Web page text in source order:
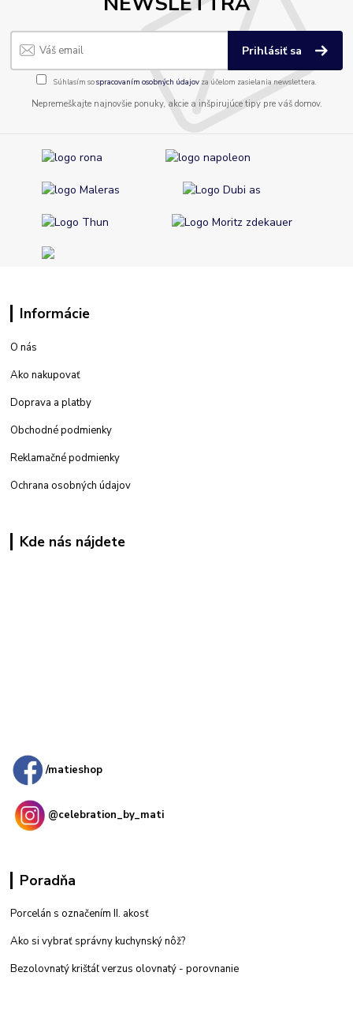
Prihlásiť sa
Súhlasím sospracovaním osobných údajov za účelom zasielania newslettera.
Nepremeškajte najnovšie ponuky, akcie a inšpirujúce tipy pre váš domov.
Informácie
O nás
Ako nakupovať
Doprava a platby
Obchodné podmienky
Reklamačné podmienky
Ochrana osobných údajov
Kde nás nájdete
/matieshop
@celebration_by_mati
Poradňa
Porcelán s označením II. akosť
Ako si vybrať správny kuchynský nôž?
Bezolovnatý krištáľ verzus olovnatý - porovnanie